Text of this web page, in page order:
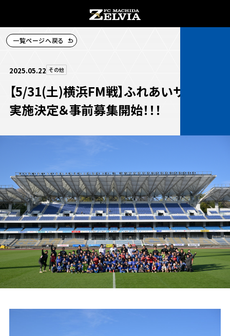
TOPチーム
試合情報
チケット
イベント
ファンクラブ
グッズ
メディア
試合情報トップ
試合データ
試合日程・結果
順位表・ゴールランキング
観戦する
観戦するトップ
チケットを買う
チケット購入
クラブを知る
クラブを知るトップ
ＦＣ町田ゼルビアについて
ファンになる
一覧ページへ戻る
2025.05.22 その他
【5/31(土)横浜FM戦】ふれあいサッカー
実施決定＆事前募集開始！！！